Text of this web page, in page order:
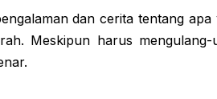
dan cerita tentang apa
Meskipun harus mengulang-